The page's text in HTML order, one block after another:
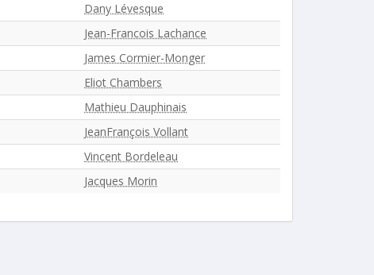
Dany Lévesque
Jean-Francois Lachance
James Cormier-Monger
Eliot Chambers
Mathieu Dauphinais
JeanFrançois Vollant
Vincent Bordeleau
Jacques Morin